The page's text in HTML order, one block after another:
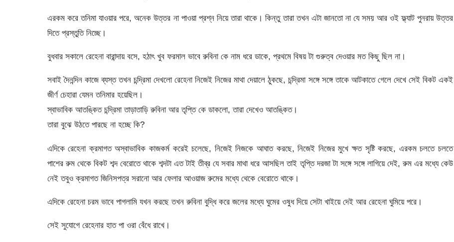
এরকম করে তনিমা যাওয়ার পরে, অনেক উত্তর না পাওয়া প্রশ্ন নিয়ে তারা থাকে। কিন্তু তারা তখন এটা জানতো না যে সময় আর ওই ফ্ল্যাট পুনরায় উত্তর
দিতে প্রস্তুতি নিচ্ছে।
বুধবার সকালে রেহেনা বারান্দায় বসে, হঠাৎ খুব ফরমাল ভাবে রুবিনা কে নাম ধরে ডাকে, প্রথমে বিষয় টা গুরুত্ব দেওয়ার মত কিছু ছিল না।
সবাই দৈনন্দিন কাজে ব্যস্ত তখন চন্দ্রিমা দেখলো রেহেনা নিজেই নিজের মাথা দেয়ালে ঠুকছে, চন্দ্রিমা সঙ্গে সঙ্গে তাকে আটকাতে গেলে দেখে সেই বিকট একই
জীর্ণ চেহারা যেমন তনিমার হয়েছিল।
স্বাভাবিক আতঙ্কিত চন্দ্রিমা তাড়াতাড়ি রুবিনা আর তৃপ্তি কে ডাকলো, তারা দেখেও আতঙ্কিত।
তারা বুঝে উঠতে পারছে না হচ্ছে কি?
এদিকে রেহেনা ক্রমাগত অস্বাভাবিক কাজকর্ম করেই চলেছে, নিজেই নিজকে আঘাত করছে, নিজেই নিজের মুখে ক্ষত সৃষ্টি করছে, এরকম চলতে চলতে
পাশের রুম থেকে বিকট শব্দ বেরোতে থাকে শব্দটা এত টাই তীব্র যে সবার মাথা ধরে আসছিল তাই তৃপ্তি দরজা টা সঙ্গে সঙ্গে লাগিয়ে দেই, রুম এর মধ্যে কেউ
নেই তবুও ক্রমাগত জিনিসপত্র সরানো আর ফেলার আওয়াজ রুমের মধ্যে থেকে বেরোতে থাকে।
এদিকে রেহেনা চরম ভাবে পাগলামি যখন করছে তখন রুবিনা বুদ্ধি করে জলের মধ্যে ঘুমের ওষুধ দিয়ে সেটা খাইয়ে দেই আর রেহেনা ঘুমিয়ে পরে।
সেই সুযোগে রেহেনার হাত পা ওরা বেঁধে রাখে।